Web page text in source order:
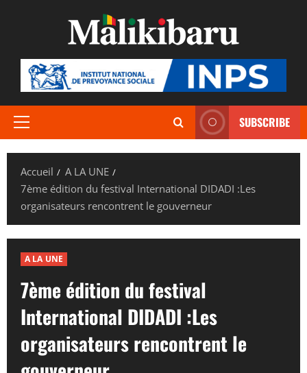
Menu
SUBSCRIBE
Accueil
A LA UNE
7ème édition du festival International DIDADI :Les
organisateurs rencontrent le gouverneur
A LA UNE
7ème édition du festival
International DIDADI :Les
organisateurs rencontrent le